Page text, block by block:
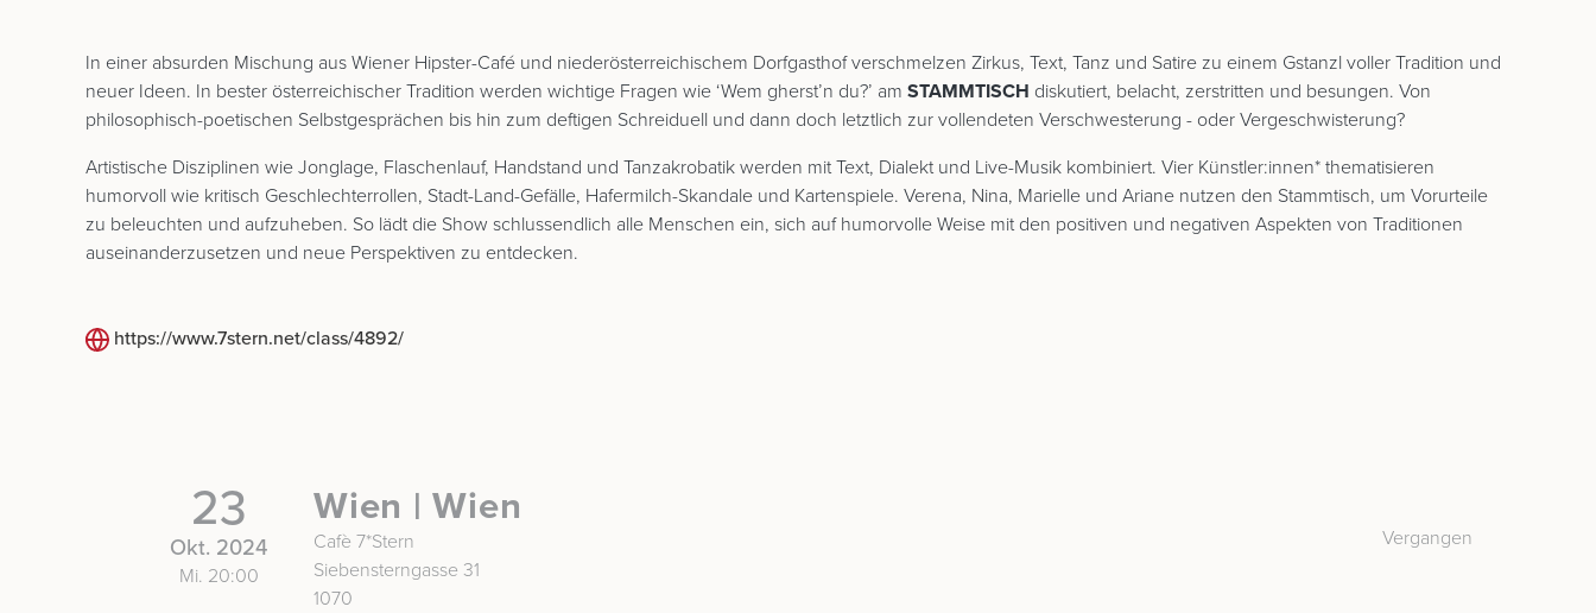
In einer absurden Mischung aus Wiener Hipster-Café und niederösterreichischem Dorfgasthof verschmelzen Zirkus, Text, Tanz und Satire zu einem Gstanzl voller Tradition und
neuer Ideen. In bester österreichischer Tradition werden wichtige Fragen wie ‘Wem gherst’n du?’ am STAMMTISCH diskutiert, belacht, zerstritten und besungen. Von
philosophisch-poetischen Selbstgesprächen bis hin zum deftigen Schreiduell und dann doch letztlich zur vollendeten Verschwesterung - oder Vergeschwisterung?
Artistische Disziplinen wie Jonglage, Flaschenlauf, Handstand und Tanzakrobatik werden mit Text, Dialekt und Live-Musik kombiniert. Vier Künstler:innen* thematisieren
humorvoll wie kritisch Geschlechterrollen, Stadt-Land-Gefälle, Hafermilch-Skandale und Kartenspiele. Verena, Nina, Marielle und Ariane nutzen den Stammtisch, um Vorurteile
zu beleuchten und aufzuheben. So lädt die Show schlussendlich alle Menschen ein, sich auf humorvolle Weise mit den positiven und negativen Aspekten von Traditionen
auseinanderzusetzen und neue Perspektiven zu entdecken.
https://www.7stern.net/class/4892/
23
Okt. 2024
Mi. 20:00
Wien | Wien
Cafè 7*Stern
Siebensterngasse 31
1070
Vergangen